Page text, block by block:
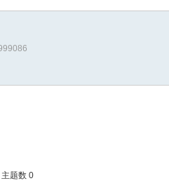
主题数 0